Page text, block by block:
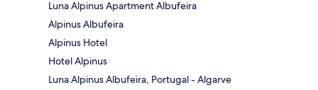
Luna Alpinus Apartment Albufeira
Alpinus Albufeira
Alpinus Hotel
Hotel Alpinus
Luna Alpinus Albufeira, Portugal - Algarve